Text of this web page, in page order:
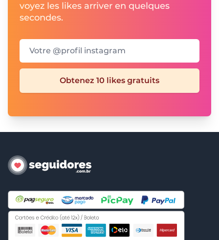
voyez les likes arriver en quelques
secondes.
Votre @profil instagram
Obtenez 10 likes gratuits